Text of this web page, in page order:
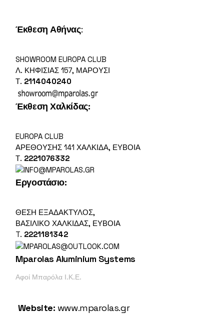
Έκθεση Αθήνας:
SHOWROOM EUROPA CLUB
Λ. ΚΗΦΙΣΊΑΣ 157, ΜΑΡΟΎΣΙ
Τ. 2114040240
Έκθεση Χαλκίδας:
EUROPA CLUB
ΑΡΕΘΟΎΣΗΣ 141 ΧΑΛΚΊΔΑ, ΕΎΒΟΙΑ
Τ. 2221076332
Εργοστάσιο:
ΘΕΣΗ ΕΞΑΔΑΚΤΥΛΟΣ,
ΒΑΣΙΛΙΚΌ ΧΑΛΚΙΔΑΣ, ΕΎΒΟΙΑ
T. 2221181342
Mparolas Aluminium Systems
Αφοί Μπαρόλα Ι.Κ.Ε.
Website: www.mparolas.gr